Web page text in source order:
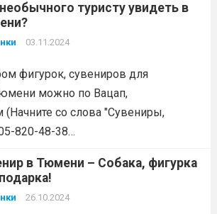
туристу увидеть в
03.11.2024
фигурок, сувениров для
можно по Вацап,
(Начните со слова "Сувениры,
820-48-38…
в Тюмени – Собака, фигурка
26.10.2024